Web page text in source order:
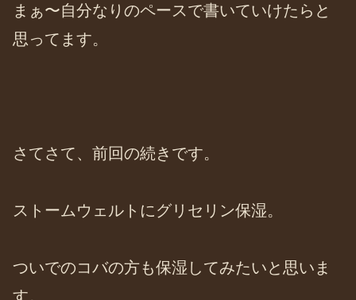
まぁ〜自分なりのペースで書いていけたらと
思ってます。
さてさて、前回の続きです。
ストームウェルトにグリセリン保湿。
ついでのコバの方も保湿してみたいと思いま
す。